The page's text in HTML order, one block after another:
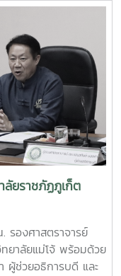
ยพิบัติ กองกายภาพ
ไม้ในวงตาข่าย เพื่อ
ยในครัวเรือนและ
เรียนในพื้นที่เข้าร่วม
จัดขึ้นภายใต้
ธีและถูกสุขลักษณะ
าการให้ความรู้ร่วม
แม่หลวงบ้านหม้อ หมู๋
การคัดแยกขยะ การ
หม้อ และการใช้
ะชาชนสามารถนำ
ขยะที่ต้องนำไปกำจัด
เนกประสงค์ หมู่ที่ 6
ม่ ได้รับความสนใจ
พื้นที่เข้าร่วมกิจกรรม
ยราชภัฏภูเก็ต
รองศาสตราจารย์
าลัยแม่โจ้ พร้อมด้วย
ผู้ช่วยอธิการบดี และ